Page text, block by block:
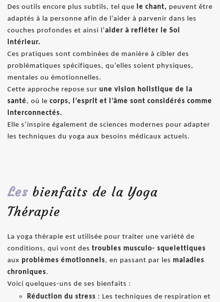
Des outils encore plus subtils, tel que le chant, peuvent être
adaptés à la personne afin de l’aider à parvenir dans les
couches profondes et ainsi l’aider à refléter le Soi
intérieur.
Ces pratiques sont combinées de manière à cibler des
problématiques spécifiques, qu’elles soient physiques,
mentales ou émotionnelles.
Cette approche repose sur une vision holistique de la
santé , où le corps, l’esprit et l’âme sont considérés comme
interconnectés.
Elle s’inspire également de sciences modernes pour adapter
les techniques du yoga aux besoins médicaux actuels.
Les bienfaits de la Yoga
Thérapie
La yoga thérapie est utilisée pour traiter une variété de
conditions, qui vont des troubles musculo- squelettiques
aux problèmes émotionnels, en passant par les maladies
chroniques.
Voici quelques-uns de ses bienfaits :
Réduction du stress : Les techniques de respiration et